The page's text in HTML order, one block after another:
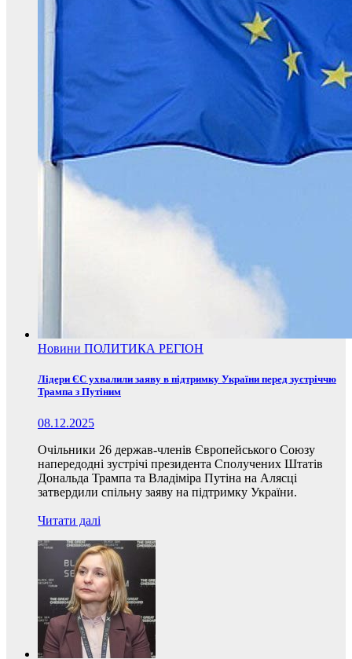
Новини ПОЛИТИКА РЕГІОН
Лідери ЄС ухвалили заяву в підтримку України перед зустріччю
Трампа з Путіним
08.12.2025
Очільники 26 держав-членів Європейського Союзу
напередодні зустрічі президента Сполучених Штатів
Дональда Трампа та Владіміра Путіна на Алясці
затвердили спільну заяву на підтримку України.
Читати далі